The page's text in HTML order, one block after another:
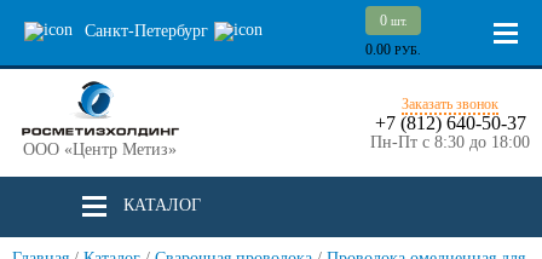
Санкт-Петербург
0 шт.
0.00 РУБ.
ООО «Центр Метиз»
Заказать звонок
+7 (812) 640-50-37
Пн-Пт с 8:30 до 18:00
КАТАЛОГ